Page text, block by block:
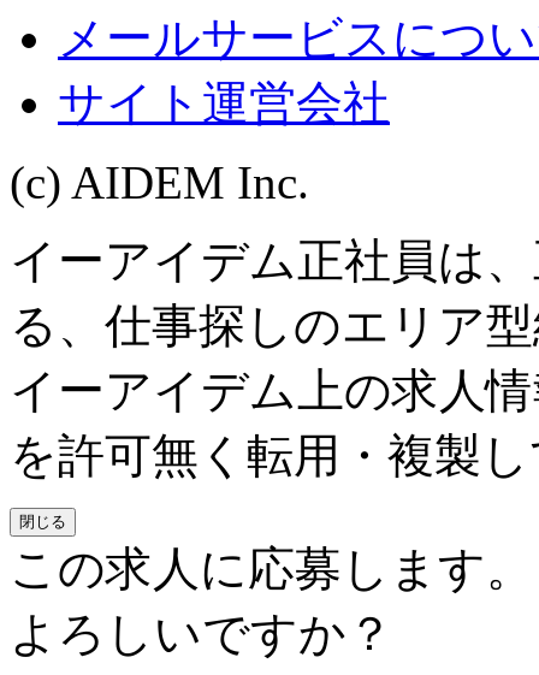
メールサービスにつ
サイト運営会社
(c) AIDEM Inc.
イーアイデム正社員は
る、仕事探しのエリア
イーアイデム上の求人
を許可無く転用・複製
閉じる
この求人に応募します。
よろしいですか？